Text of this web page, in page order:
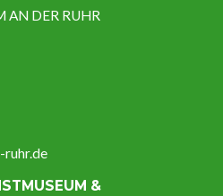
AN DER RUHR
ruhr.de
&